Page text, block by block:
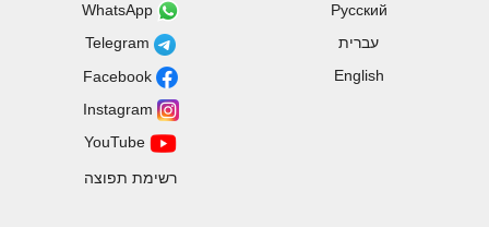
Русский
עברית
English
רשימת תפוצה